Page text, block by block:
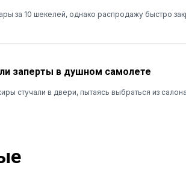
за 10 шекелей, однако распродажу быстро
заперты в душном самолете
стучали в двери, пытаясь выбраться из салона